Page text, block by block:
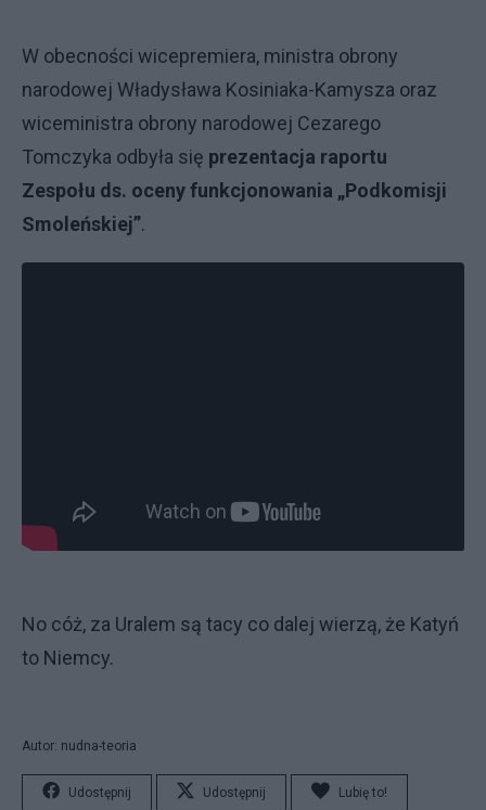
W obecności wicepremiera, ministra obrony
narodowej Władysława Kosiniaka-Kamysza oraz
wiceministra obrony narodowej Cezarego
Tomczyka odbyła się prezentacja raportu
Zespołu ds. oceny funkcjonowania „Podkomisji
Smoleńskiej”.
No cóż, za Uralem są tacy co dalej wierzą, że Katyń
to Niemcy.
Autor: nudna-teoria
Udostępnij Udostępnij Lubię to!